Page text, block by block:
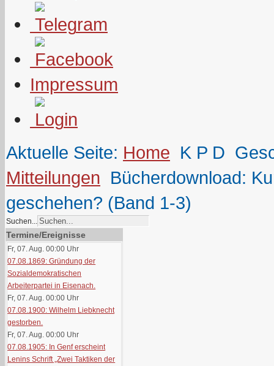
Impressum
Aktuelle Seite: Home K P D
Mitteilungen Bücherdownload:
geschehen? (Band 1-3)
Suchen...
Termine/Ereignisse
Fr, 07. Aug. 00:00 Uhr
07.08.1869: Gründung der
Sozialdemokratischen
Arbeiterpartei in Eisenach.
Fr, 07. Aug. 00:00 Uhr
07.08.1900: Wilhelm Liebknecht
gestorben.
Fr, 07. Aug. 00:00 Uhr
07.08.1905: In Genf erscheint
Lenins Schrift „Zwei Taktiken der